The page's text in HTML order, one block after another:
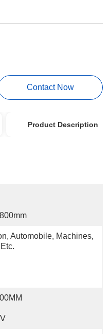
Contact Now
Product Description
Automobile, Machines,